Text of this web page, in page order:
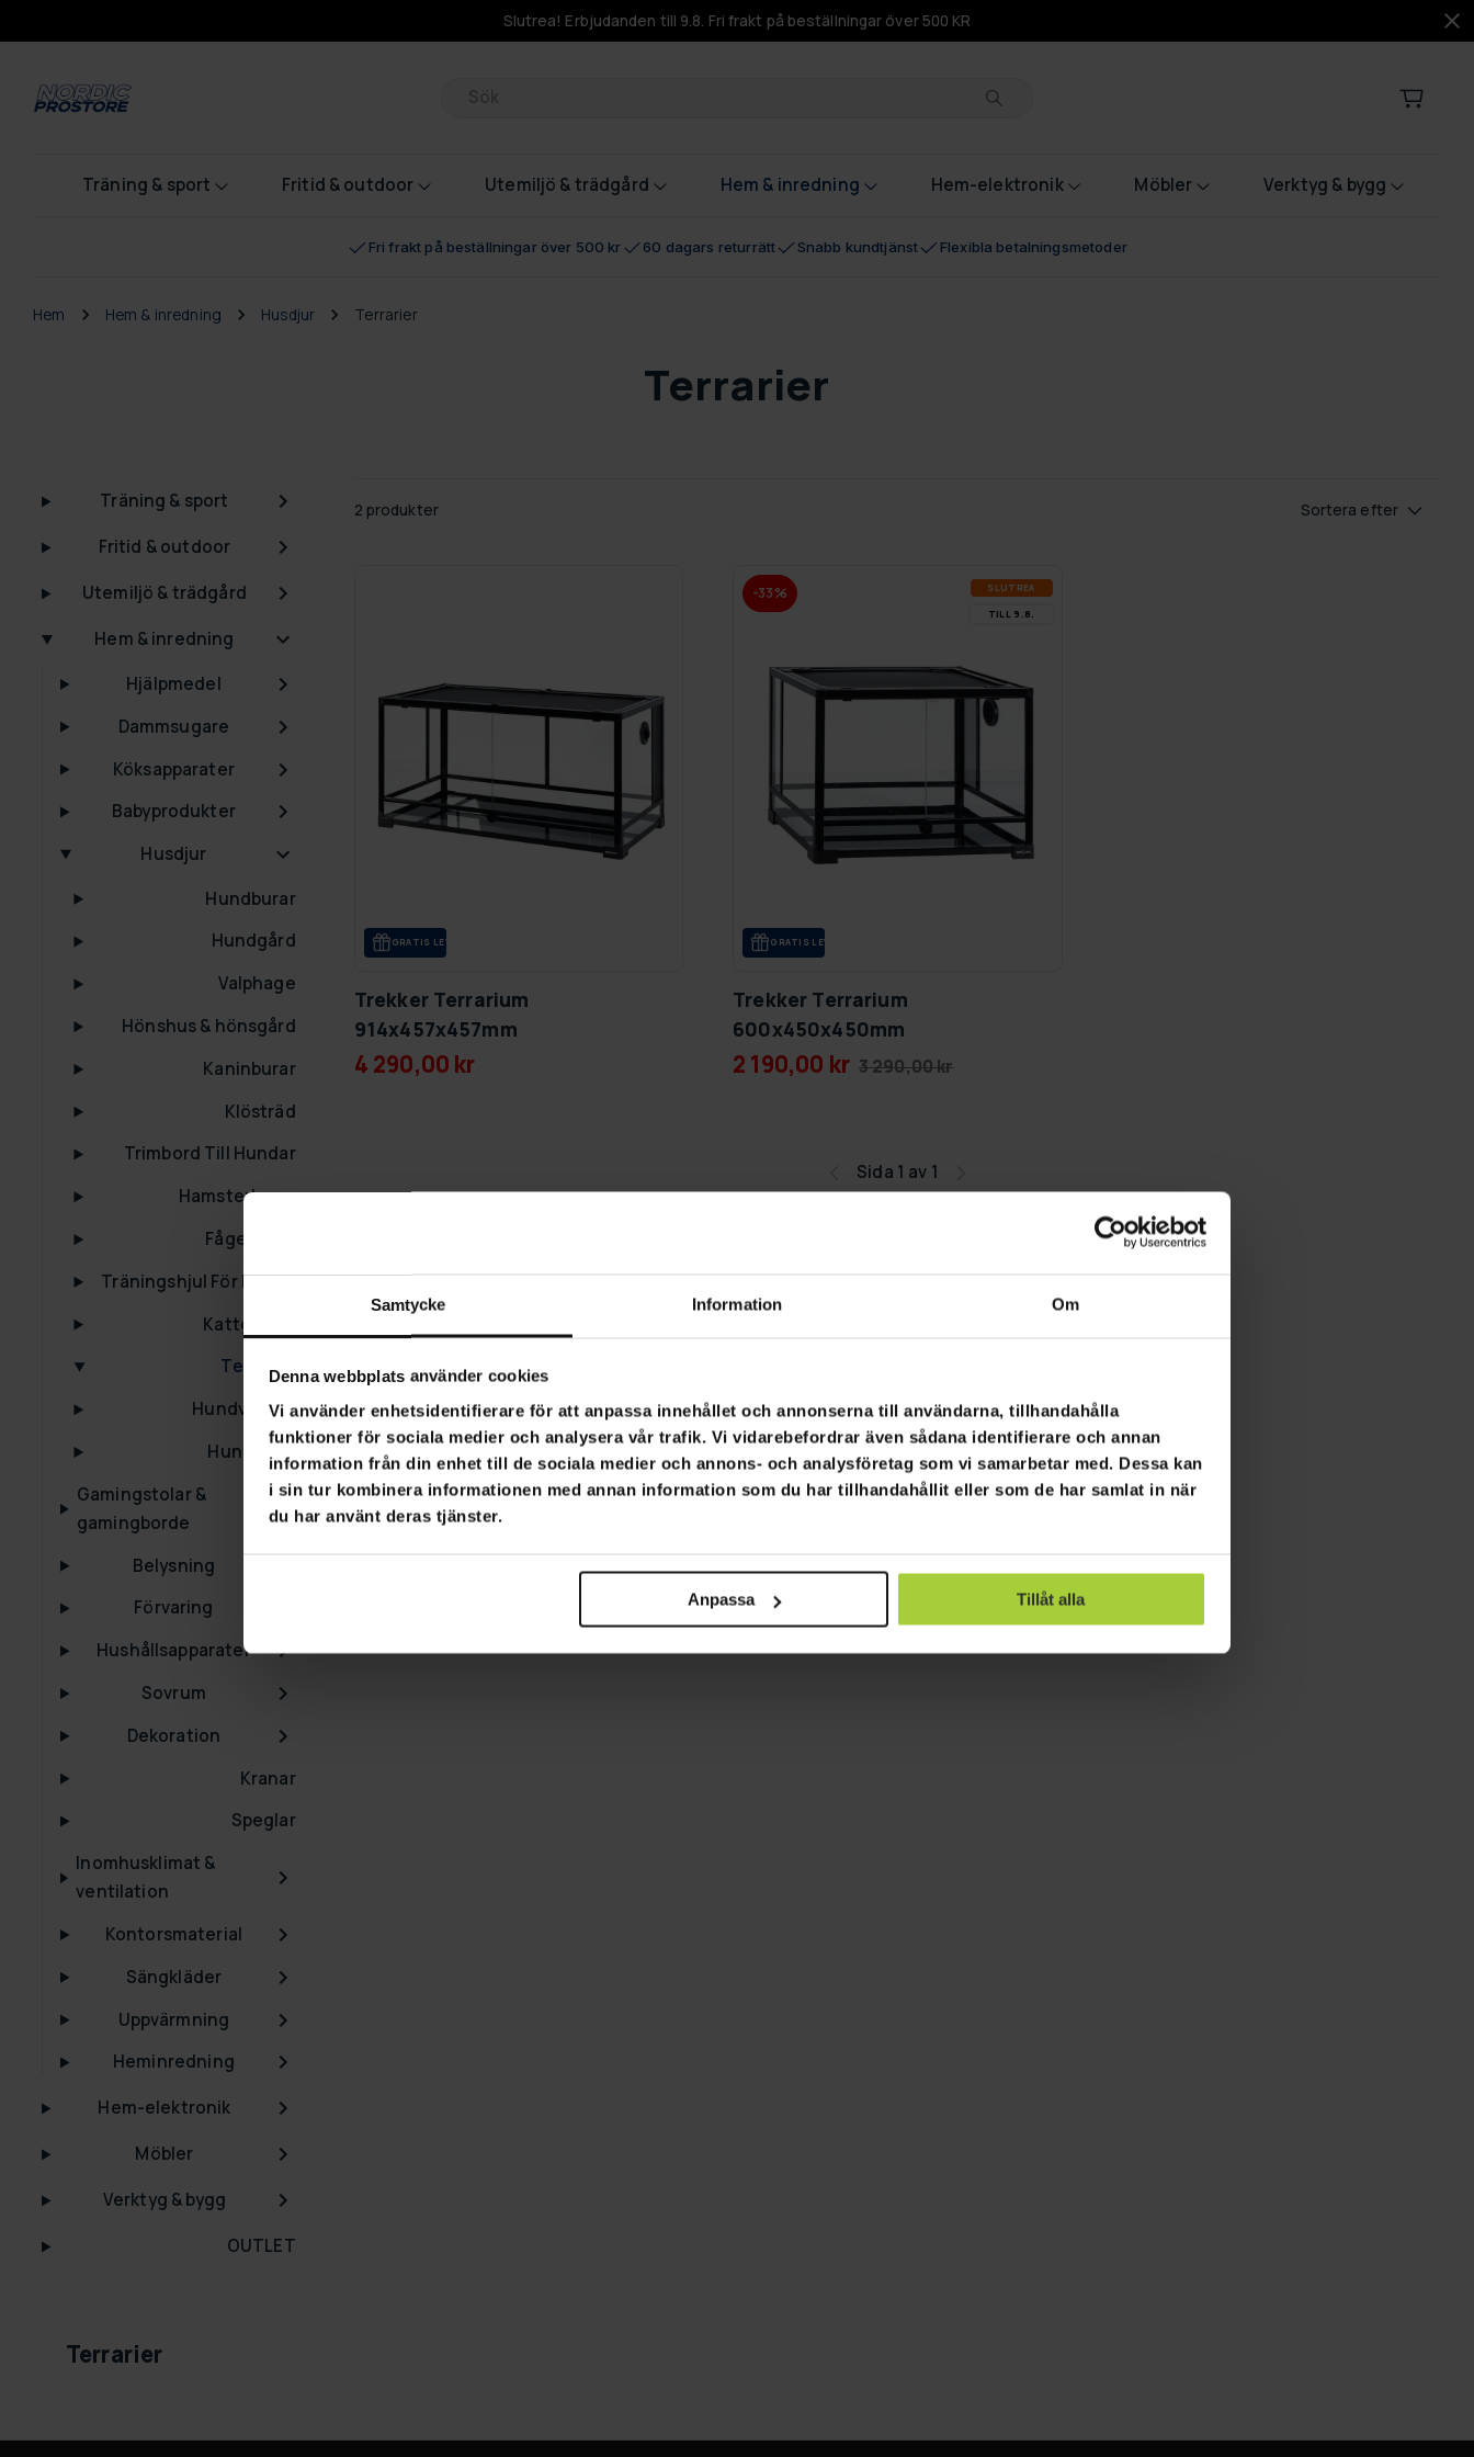
Samtycke Information Om
Denna webbplats använder cookies
Vi använder enhetsidentifierare för att anpassa innehållet och annonserna till användarna, tillhandahålla
funktioner för sociala medier och analysera vår trafik. Vi vidarebefordrar även sådana identifierare och annan
information från din enhet till de sociala medier och annons- och analysföretag som vi samarbetar med. Dessa kan
i sin tur kombinera informationen med annan information som du har tillhandahållit eller som de har samlat in när
du har använt deras tjänster.
Anpassa Tillåt alla
Slutrea! Erbjudanden till 9.8. Fri frakt på beställningar över 500 KR
Produkter
Träning & sport Fritid & outdoor Utemiljö & trädgård Hem & inredning Hem-elektronik Möbler Verktyg & bygg
Fri frakt på beställningar över 500 kr 60 dagars returrätt Snabb kundtjänst Flexibla betalningsmetoder
Hem Hem & inredning Husdjur Terrarier
Terrarier
Träning & sport
Fritid & outdoor
Utemiljö & trädgård
Hem & inredning
Hjälpmedel
Dammsugare
Köksapparater
Babyprodukter
Husdjur
Hundburar
Hundgård
Valphage
Hönshus & hönsgård
Kaninburar
Klösträd
Trimbord Till Hundar
Hamsterburar
Fågelburar
Träningshjul För Katter
Kattgårdar
Terrarier
Hundvagnar
Hundkojor
Gamingstolar &
gamingborde
Belysning
Förvaring
Hushållsapparater
Sovrum
Dekoration
Kranar
Speglar
Inomhusklimat &
ventilation
Kontorsmaterial
Sängkläder
Uppvärmning
Heminredning
Hem-elektronik
Möbler
Verktyg & bygg
OUTLET
2 produkter Sortera efter
GRA­TIS LE­VE­RANS
Trekker Terrarium
914x457x457mm
4 290,00 kr
-33% SLUT­REA
TILL 9.8.
GRA­TIS LE­VE­RANS
Trekker Terrarium
600x450x450mm
2 190,00 kr 3 290,00 kr
Sida 1 av 1
Terrarier